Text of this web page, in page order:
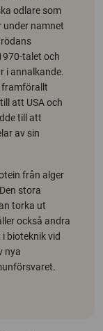
odlare som
under namnet
talet och
i annalkande.
framförallt
att USA och
till att
av sin
från alger
stora
torka ut
också andra
bioteknik vid
nya